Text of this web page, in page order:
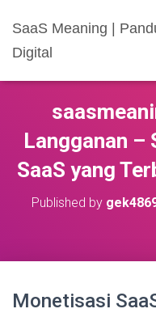
SaaS Meaning |
Digital
Langganan
SaaS yang
Published by
Monetisasi